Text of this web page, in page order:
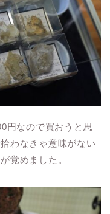
円なので買おうと思
わなきゃ意味がない
覚めました。